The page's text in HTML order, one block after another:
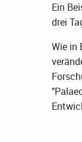
Ein
drei
Wie in